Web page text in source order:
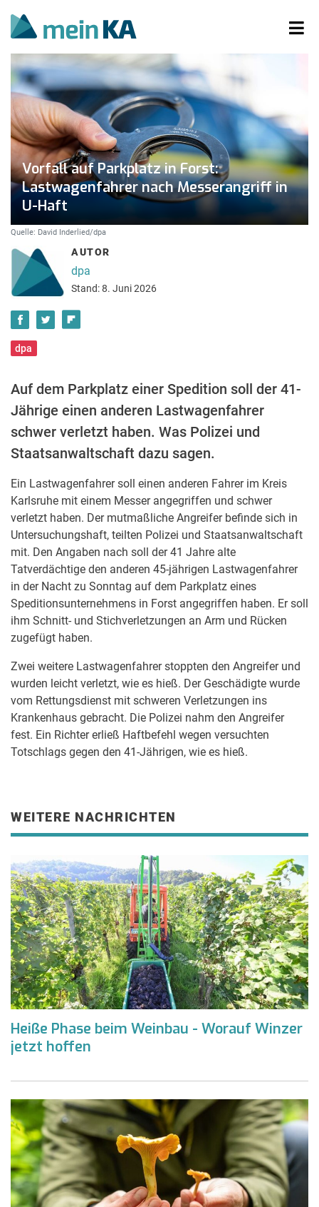
Vorfall auf Parkplatz in Forst:
Lastwagenfahrer nach Messerangriff in
U-Haft
Quelle: David Inderlied/dpa
AUTOR
dpa
Stand: 8. Juni 2026
dpa
Auf dem Parkplatz einer Spedition soll der 41-
Jährige einen anderen Lastwagenfahrer
schwer verletzt haben. Was Polizei und
Staatsanwaltschaft dazu sagen.
Ein Lastwagenfahrer soll einen anderen Fahrer im Kreis
Karlsruhe mit einem Messer angegriffen und schwer
verletzt haben. Der mutmaßliche Angreifer befinde sich in
Untersuchungshaft, teilten Polizei und Staatsanwaltschaft
mit. Den Angaben nach soll der 41 Jahre alte
Tatverdächtige den anderen 45-jährigen Lastwagenfahrer
in der Nacht zu Sonntag auf dem Parkplatz eines
Speditionsunternehmens in Forst angegriffen haben. Er soll
ihm Schnitt- und Stichverletzungen an Arm und Rücken
zugefügt haben.
Zwei weitere Lastwagenfahrer stoppten den Angreifer und
wurden leicht verletzt, wie es hieß. Der Geschädigte wurde
vom Rettungsdienst mit schweren Verletzungen ins
Krankenhaus gebracht. Die Polizei nahm den Angreifer
fest. Ein Richter erließ Haftbefehl wegen versuchten
Totschlags gegen den 41-Jährigen, wie es hieß.
WEITERE NACHRICHTEN
Heiße Phase beim Weinbau - Worauf Winzer
jetzt hoffen